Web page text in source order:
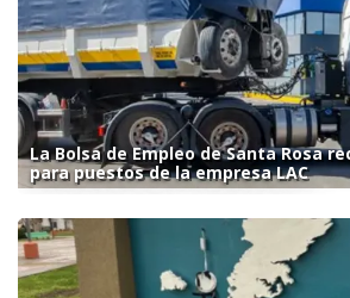
La Bolsa de Empleo de Santa Rosa
para puestos de la empresa LAC